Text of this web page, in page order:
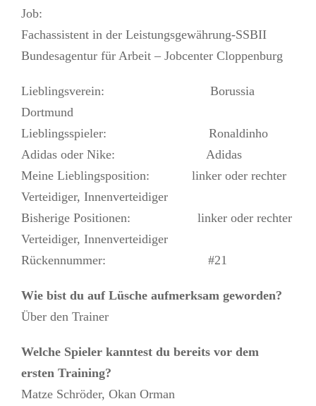
Job:
Fachassistent in der Leistungsgewährung-SSBII
Bundesagentur für Arbeit – Jobcenter Cloppenburg
Lieblingsverein: Borussia
Dortmund
Lieblingsspieler: Ronaldinho
Adidas oder Nike: Adidas
Meine Lieblingsposition: linker oder rechter
Verteidiger, Innenverteidiger
Bisherige Positionen: linker oder rechter
Verteidiger, Innenverteidiger
Rückennummer: #21
Wie bist du auf Lüsche aufmerksam geworden?
Über den Trainer
Welche Spieler kanntest du bereits vor dem
ersten Training?
Matze Schröder, Okan Orman